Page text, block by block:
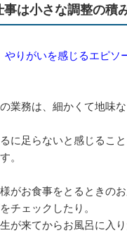
は小さな調整の積
りがいを感じるエピソ
業務は、細かくて地味
に足らないと感じるこ
。
がお食事をとるときのお
チェックしたり。
生が来てからお風呂に入